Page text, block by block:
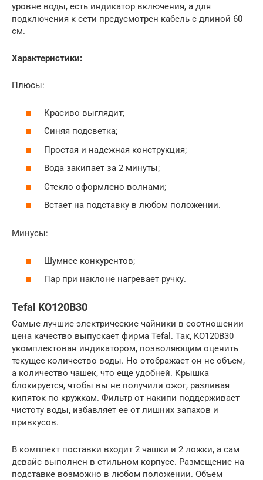
уровне воды, есть индикатор включения, а для
подключения к сети предусмотрен кабель с длиной 60
см.
Характеристики:
Плюсы:
Красиво выглядит;
Синяя подсветка;
Простая и надежная конструкция;
Вода закипает за 2 минуты;
Стекло оформлено волнами;
Встает на подставку в любом положении.
Минусы:
Шумнее конкурентов;
Пар при наклоне нагревает ручку.
Tefal KO120B30
Самые лучшие электрические чайники в соотношении
цена качество выпускает фирма Tefal. Так, KO120B30
укомплектован индикатором, позволяющим оценить
текущее количество воды. Но отображает он не объем,
а количество чашек, что еще удобней. Крышка
блокируется, чтобы вы не получили ожог, разливая
кипяток по кружкам. Фильтр от накипи поддерживает
чистоту воды, избавляет ее от лишних запахов и
привкусов.
В комплект поставки входит 2 чашки и 2 ложки, а сам
девайс выполнен в стильном корпусе. Размещение на
подставке возможно в любом положении. Объем